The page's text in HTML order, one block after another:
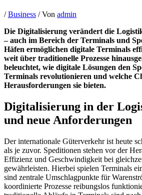
/Business / Von admin
Die Digitalisierung verändert die
– auch im Bereich der Terminals und
Häfen ermöglichen digitale Terminals
weit über traditionelle Prozesse
beleuchtet, wie digitale Lösungen den
Terminals revolutionieren und welche
Herausforderungen sie bieten.
Digitalisierung in der
und neue Anforderungen
Der internationale Güterverkehr ist heute
als je zuvor. Speditionen stehen vor der
Effizienz und Geschwindigkeit bei
gewährleisten. Hierbei spielen Terminals
sind zentrale Umschlagpunkte für
koordinierte Prozesse reibungslos